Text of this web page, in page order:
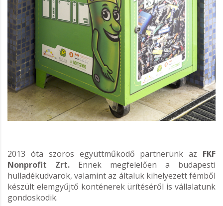
2013 óta szoros együttműködő partnerünk az FKF
Nonprofit Zrt. Ennek megfelelően a budapesti
hulladékudvarok, valamint az általuk kihelyezett fémből
készült elemgyűjtő konténerek ürítéséről is vállalatunk
gondoskodik.